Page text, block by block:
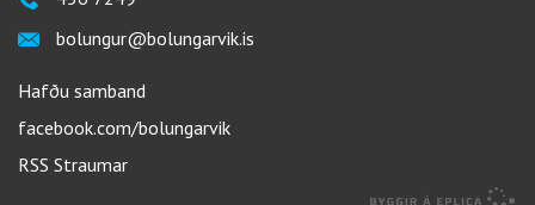
bolungur@bolungarvik.is
Hafðu samband
facebook.com/bolungarvik
RSS Straumar